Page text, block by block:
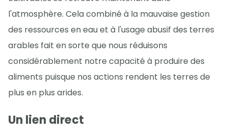
l'atmosphère. Cela combiné à la mauvaise gestion
des ressources en eau et à l'usage abusif des terres
arables fait en sorte que nous réduisons
considérablement notre capacité à produire des
aliments puisque nos actions rendent les terres de
plus en plus arides.
Un lien direct